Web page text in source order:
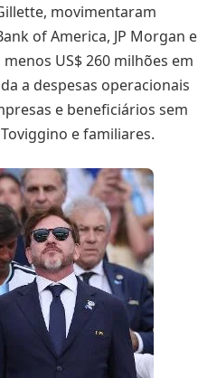
movimentaram
of America, JP Morgan e
US$ 260 milhões em
a despesas operacionais
e beneficiários sem
e familiares.